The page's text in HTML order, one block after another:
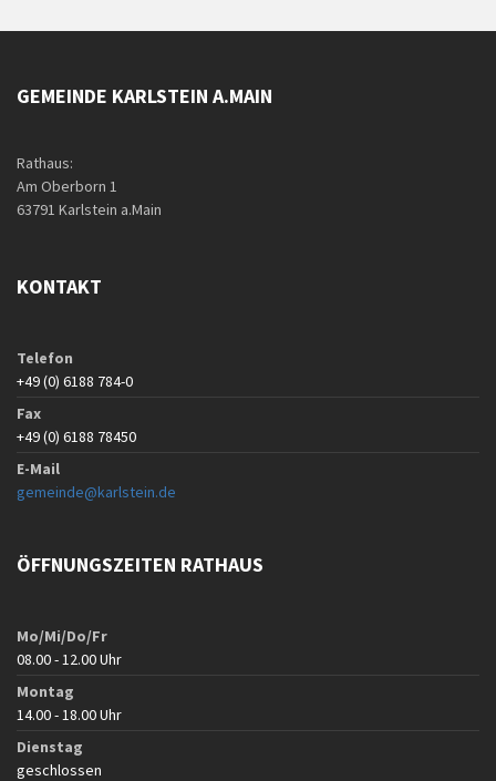
GEMEINDE KARLSTEIN A.MAIN
Rathaus:
Am Oberborn 1
63791 Karlstein a.Main
KONTAKT
Telefon
+49 (0) 6188 784-0
Fax
+49 (0) 6188 78450
E-Mail
gemeinde@karlstein.de
ÖFFNUNGSZEITEN RATHAUS
Mo/Mi/Do/Fr
08.00 - 12.00 Uhr
Montag
14.00 - 18.00 Uhr
Dienstag
geschlossen